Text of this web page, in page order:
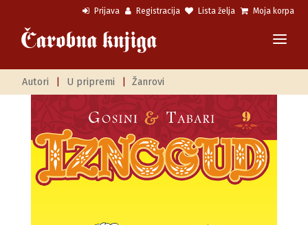
Prijava Registracija Lista želja Moja korpa
Autori U pripremi Žanrovi